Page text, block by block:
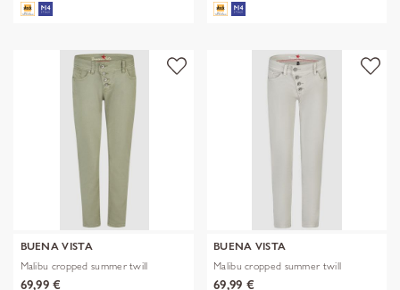
BUENA VISTA
Malibu cropped summer twill
69,99 €
BUENA VISTA
Malibu cropped summer twill
69,99 €